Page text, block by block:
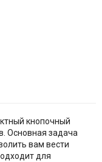
кнопочный
Основная задача
вам вести
для